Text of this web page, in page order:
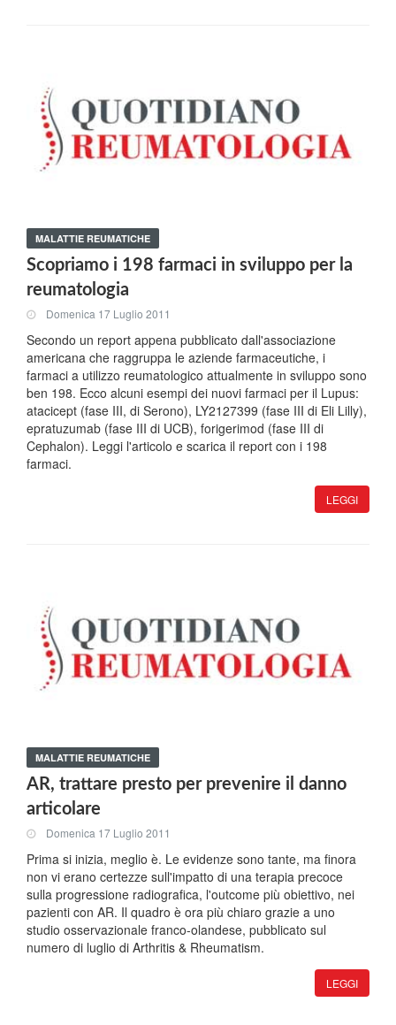
MALATTIE REUMATICHE
Scopriamo i 198 farmaci in sviluppo per la
reumatologia
Domenica 17 Luglio 2011
Secondo un report appena pubblicato dall'associazione
americana che raggruppa le aziende farmaceutiche, i
farmaci a utilizzo reumatologico attualmente in sviluppo sono
ben 198. Ecco alcuni esempi dei nuovi farmaci per il Lupus:
atacicept (fase III, di Serono), LY2127399 (fase III di Eli Lilly),
epratuzumab (fase III di UCB), forigerimod (fase III di
Cephalon). Leggi l'articolo e scarica il report con i 198
farmaci.
LEGGI
MALATTIE REUMATICHE
AR, trattare presto per prevenire il danno
articolare
Domenica 17 Luglio 2011
Prima si inizia, meglio è. Le evidenze sono tante, ma finora
non vi erano certezze sull'impatto di una terapia precoce
sulla progressione radiografica, l'outcome più obiettivo, nei
pazienti con AR. Il quadro è ora più chiaro grazie a uno
studio osservazionale franco-olandese, pubblicato sul
numero di luglio di Arthritis & Rheumatism.
LEGGI